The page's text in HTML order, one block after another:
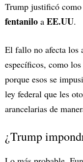
Trump justificó
fentanilo a EE.UU.
El fallo no afecta los
específicos, como
porque esos se
ley federal que les
arancelarias de
¿Trump